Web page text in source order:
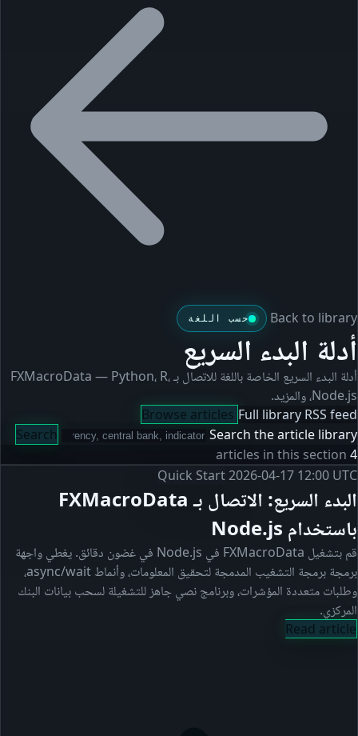
Back to library حسب اللغة
أدلة البدء السريع
أدلة البدء السريع الخاصة باللغة للاتصال بـ FXMacroData — Python، R،
Node.js، والمزيد.
Browse articles Full library RSS feed
Search the article library
Search
4
Quick Start2026-04-17 12:00 UTC
البدء السريع: الاتصال بـ FXMacroData
باستخدام Node.js
قم بتشغيل FXMacroData في Node.js في غضون دقائق. يغطي واجهة
برمجة برمجة التشغيب المدمجة لتحقيق المعلومات، وأنماط async/wait،
وطلبات متعددة المؤشرات، وبرنامج نصي جاهز للتشغيلة لسحب بيانات البنك
المركزي.
Read article